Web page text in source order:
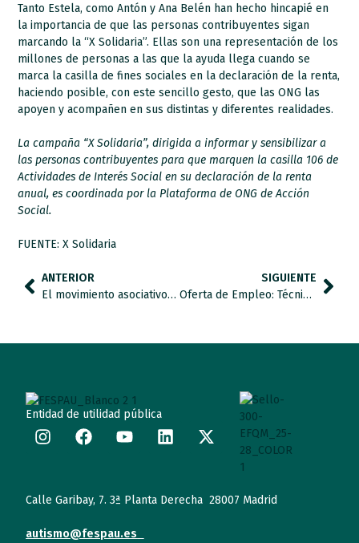
Tanto Estela, como Antón y Ana Belén han hecho hincapié en
la importancia de que las personas contribuyentes sigan
marcando la “X Solidaria”. Ellas son una representación de los
millones de personas a las que la ayuda llega cuando se
marca la casilla de fines sociales en la declaración de la renta,
haciendo posible, con este sencillo gesto, que las ONG las
apoyen y acompañen en sus distintas y diferentes realidades.
La campaña “X Solidaria”, dirigida a informar y sensibilizar a
las personas contribuyentes para que marquen la casilla 106 de
Actividades de Interés Social en su declaración de la renta
anual, es coordinada por la Plataforma de ONG de Acción
Social.
FUENTE: X Solidaria
ANTERIOR
El movimiento asociativo reclama educación y empleo de calidad para las personas con autismo
SIGUIENTE
Oferta de Empleo: Técnico de Captación de Fondos y Marketing
Entidad de utilidad pública
Calle Garibay, 7. 3ª Planta Derecha 28007 Madrid
autismo@fespau.es